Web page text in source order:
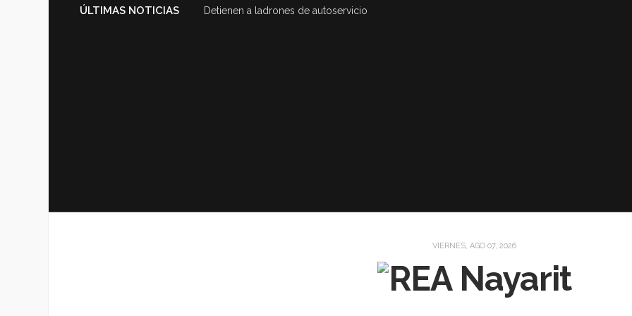
ÚLTIMAS NOTICIAS Detienen a ladrones de autoservicio
VIERNES, AGO 07, 2026